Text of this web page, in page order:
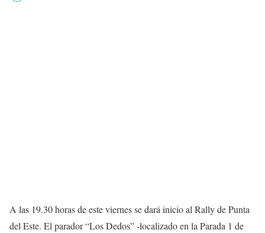
A las 19.30 horas de este viernes se dará inicio al Rally de Punta
del Este. El parador “Los Dedos” -localizado en la Parada 1 de